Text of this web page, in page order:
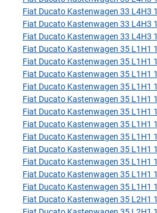
Fiat Ducato Kastenwagen 33 L4H3
Fiat Ducato Kastenwagen 33 L4H3
Fiat Ducato Kastenwagen 33 L4H3
Fiat Ducato Kastenwagen 35 L1H1
Fiat Ducato Kastenwagen 35 L1H1
Fiat Ducato Kastenwagen 35 L1H1
Fiat Ducato Kastenwagen 35 L1H1
Fiat Ducato Kastenwagen 35 L1H1
Fiat Ducato Kastenwagen 35 L1H1
Fiat Ducato Kastenwagen 35 L1H1
Fiat Ducato Kastenwagen 35 L1H1
Fiat Ducato Kastenwagen 35 L1H1
Fiat Ducato Kastenwagen 35 L1H1
Fiat Ducato Kastenwagen 35 L1H1
Fiat Ducato Kastenwagen 35 L1H1
Fiat Ducato Kastenwagen 35 L2H1